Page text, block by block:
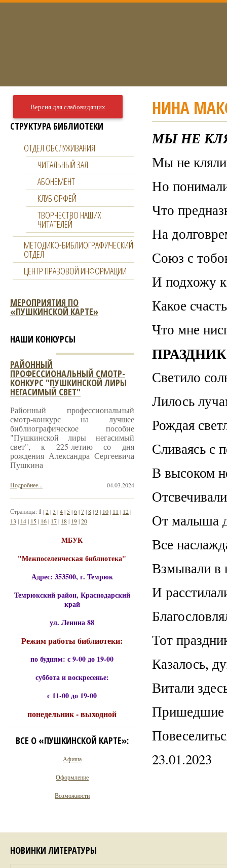
НИНА
МЫ НЕ
Мы не
Но
Что
На
Союз с
И подхожу к
Какое
Что мне
Светило
Лилось
Рождая
Сливаясь с
В высоком
От малыша
Все
Взмывали в
И
Тот
Казалось,
Витали
Пришедшие
23.01.2023
Версия для слабовидящих
СТРУКТУРА БИБЛИОТЕКИ
ОТДЕЛ ОБСЛУЖИВАНИЯ
ЧИТАЛЬНЫЙ ЗАЛ
АБОНЕМЕНТ
КЛУБ ОРФЕЙ
ТВОРЧЕСТВО НАШИХ
ЧИТАТЕЛЕЙ
МЕТОДИКО-БИБЛИОГРАФИЧЕСКИЙ
ОТДЕЛ
ЦЕНТР ПРАВОВОЙ ИНФОРМАЦИИ
МЕРОПРИЯТИЯ ПО
«ПУШКИНСКОЙ КАРТЕ»
НАШИ КОНКУРСЫ
РАЙОННЫЙ
ПРОФЕССИОНАЛЬНЫЙ СМОТР-
КОНКУРС "ПУШКИНСКОЙ ЛИРЫ
НЕГАСИМЫЙ СВЕТ"
Районный профессиональный
смотр-конкурс на лучшее
библиографическое пособие
"Пушкинской лиры негасимый
свет", к 225-летию со дня
рождения Александра Сергеевича
Пушкина
04.03.2024
Подробнее...
Страницы: 1 |2|3 |4| 5|6|7|8|9| 10| 11 | 12|
13 | 14| 15| 16| 17| 18| 19|20
МБУК
"Межпоселенческая библиотека"
Адрес: 353500, г. Темрюк
Темрюкский район, Краснодарский
край
ул. Ленина 88
Режим работы библиотеки:
по будням: с 9-00 до 19-00
суббота и воскресенье:
с 11-00 до 19-00
понедельник - выходной
ВСЕ О «ПУШКИНСКОЙ КАРТЕ»:
Афиша
Оформление
Возможности
НОВИНКИ ЛИТЕРАТУРЫ